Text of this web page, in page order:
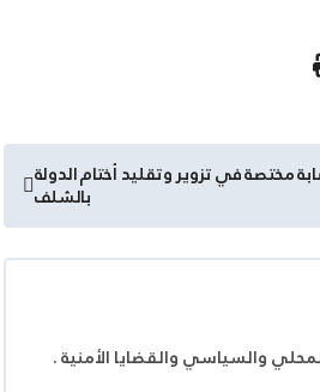
مختصة في تزوير وتقليد أختام الدولة
بالشلف
والسياسي والقضايا الأمنية .